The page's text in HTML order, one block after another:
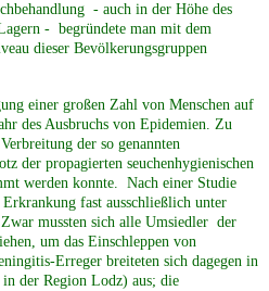
- auch in der Höhe des
- begründete man mit dem
dieser Bevölkerungsgruppen
einer großen Zahl von Menschen auf
des Ausbruchs von Epidemien. Zu
der so genannten
der propagierten seuchenhygienischen
werden konnte. Nach einer Studie
fast ausschließlich unter
mussten sich alle Umsiedler der
um das Einschleppen von
Erreger breiteten sich dagegen in
der Region Lodz) aus; die